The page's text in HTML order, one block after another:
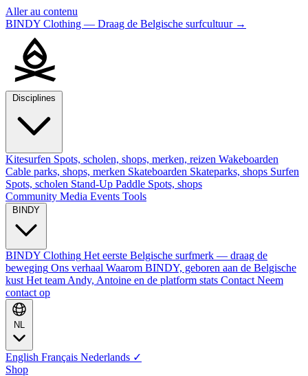
Aller au contenu
BINDY Clothing — Draag de Belgische surfcultuur →
Kitesurfen Spots, scholen, shops, merken, reizen Wakeboarden
Cable parks, shops, merken Skateboarden Skateparks, shops Surfen
Spots, scholen Stand-Up Paddle Spots, shops
Community Media Events Tools
BINDY Clothing Het eerste Belgische surfmerk — draag de
beweging Ons verhaal Waarom BINDY, geboren aan de Belgische
kust Het team Andy, Antoine en de platform stats Contact Neem
contact op
English Français Nederlands ✓
Shop